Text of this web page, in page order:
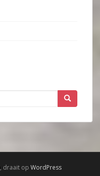
, draait op WordPress